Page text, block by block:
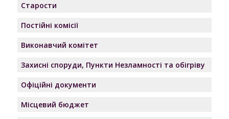
Старости
Постійні комісії
Виконавчий комітет
Захисні споруди, Пункти Незламності та обігріву
Офіційні документи
Місцевий бюджет